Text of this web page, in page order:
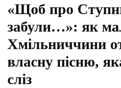
«Щоб про
забули…»: як
Хмільниччини
власну пісню,
сліз